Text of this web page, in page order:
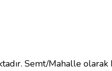
Semt/Mahalle olarak